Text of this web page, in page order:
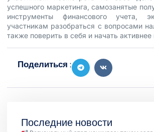
успешного маркетинга, самозанятые
инструменты финансового учета,
участникам разобраться с вопросами
также поверить в себя и начать активнее
Поделиться :
Последние новости